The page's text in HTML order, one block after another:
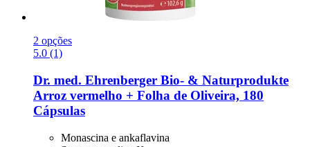
2 opções
5.0 (1)
Dr. med. Ehrenberger Bio- & Naturprodukte
Arroz vermelho + Folha de Oliveira, 180
Cápsulas
Monascina e ankaflavina